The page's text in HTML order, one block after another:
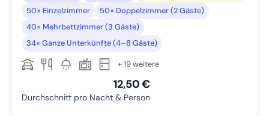
50× Einzelzimmer
50× Doppelzimmer (2 Gäste)
40× Mehrbettzimmer (3 Gäste)
34× Ganze Unterkünfte (4–8 Gäste)
+ 19 weitere
12,50 €
Durchschnitt pro Nacht & Person